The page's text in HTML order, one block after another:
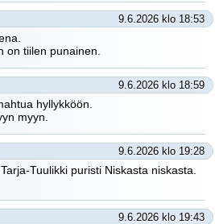
9.6.2026 klo 18:53
on tiilen punainen.
9.6.2026 klo 18:59
hyllykköön.
myyn.
9.6.2026 klo 19:28
Tuulikki puristi Niskasta niskasta.
9.6.2026 klo 19:43